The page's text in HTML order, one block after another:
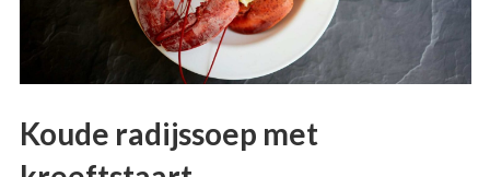
Koude radijssoep met